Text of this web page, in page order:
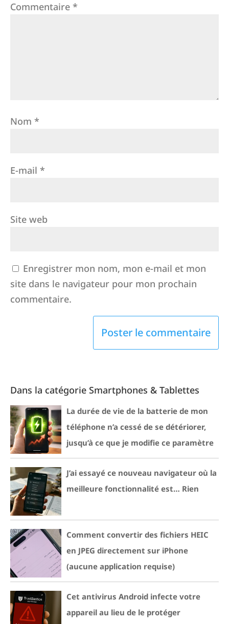
Commentaire *
Nom *
E-mail *
Site web
Enregistrer mon nom, mon e-mail et mon
site dans le navigateur pour mon prochain
commentaire.
Dans la catégorie Smartphones & Tablettes
La durée de vie de la batterie de mon
téléphone n’a cessé de se détériorer,
jusqu’à ce que je modifie ce paramètre
J’ai essayé ce nouveau navigateur où la
meilleure fonctionnalité est… Rien
Comment convertir des fichiers HEIC
en JPEG directement sur iPhone
(aucune application requise)
Cet antivirus Android infecte votre
appareil au lieu de le protéger